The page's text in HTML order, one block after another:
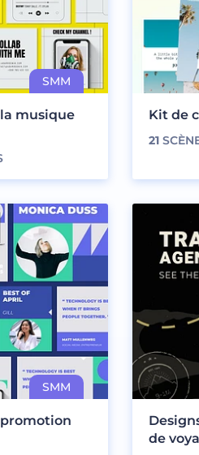
musique
Kit de
21
de